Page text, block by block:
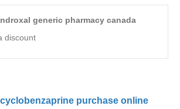
generic pharmacy canada
discount
purchase online